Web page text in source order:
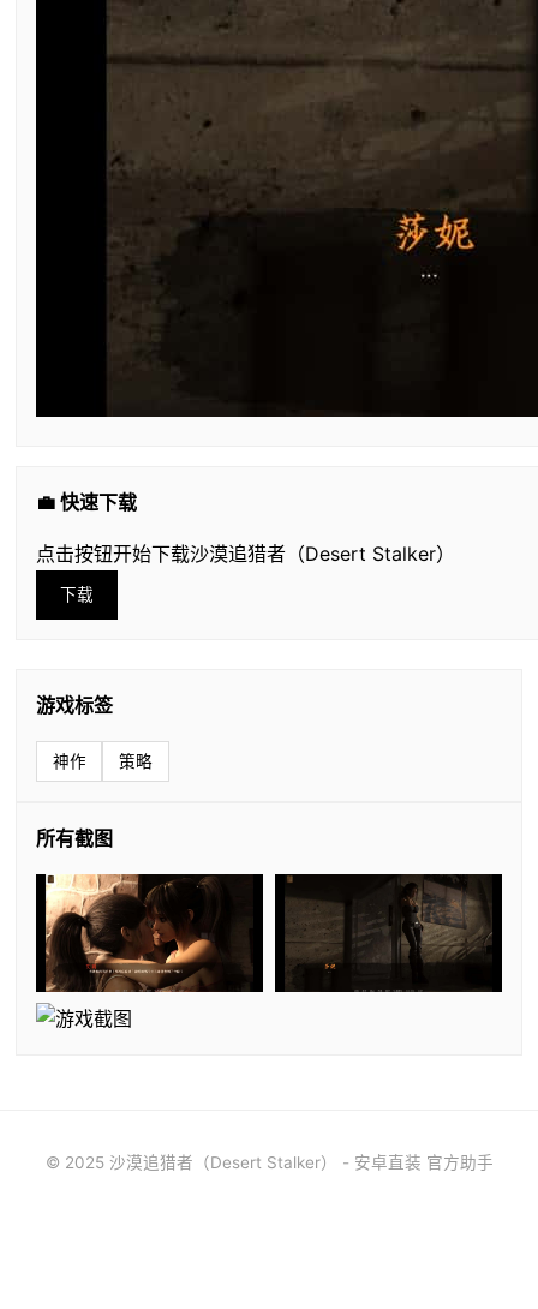
💼 快速下载
点击按钮开始下载沙漠追猎者（Desert Stalker）
下载
游戏标签
神作 策略
所有截图
© 2025 沙漠追猎者（Desert Stalker） - 安卓直装 官方助手